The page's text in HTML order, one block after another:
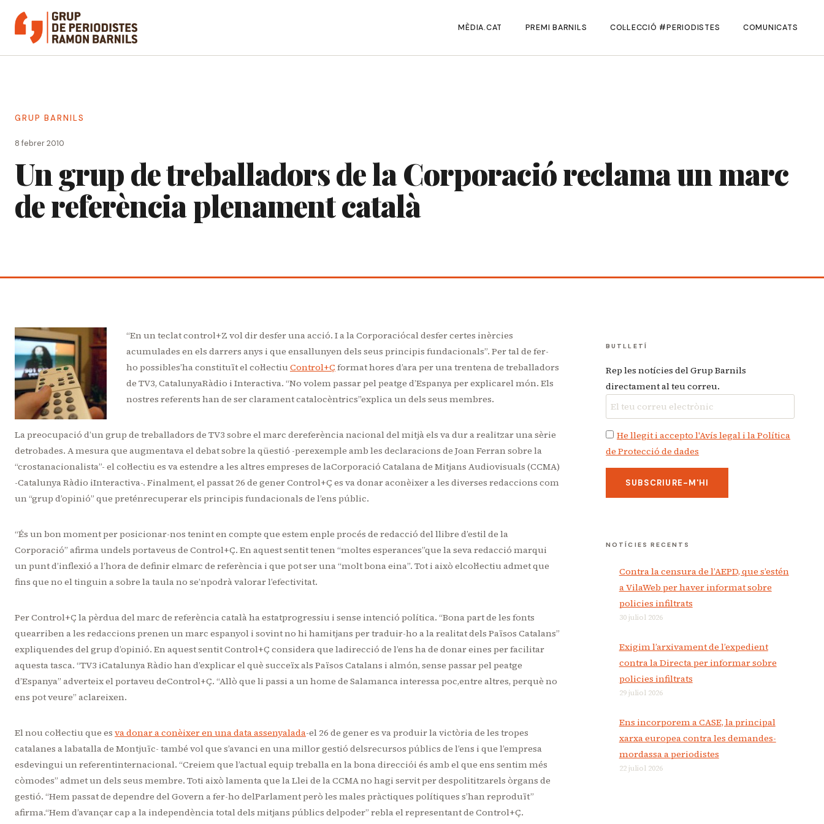
contingut
MÈDIA.CAT PREMI BARNILS COL·LECCIÓ #PERIODISTES COMUNICATS
GRUP BARNILS
8 febrer 2010
Un grup de treballadors de la Corporació reclama un marc
de referència plenament català
“En un teclat control+Z vol dir desfer una acció. I a la Corporaciócal desfer certes inèrcies
acumulades en els darrers anys i que ensallunyen dels seus principis fundacionals”. Per tal de fer-
ho possibles’ha constituït el col·lectiu Control+Ç format hores d’ara per una trentena de treballadors
de TV3, CatalunyaRàdio i Interactiva. “No volem passar pel peatge d’Espanya per explicarel món. Els
nostres referents han de ser clarament catalocèntrics”explica un dels seus membres.
La preocupació d’un grup de treballadors de TV3 sobre el marc dereferència nacional del mitjà els va dur a realitzar una sèrie
detrobades. A mesura que augmentava el debat sobre la qüestió -perexemple amb les declaracions de Joan Ferran sobre la
“crostanacionalista”- el col·lectiu es va estendre a les altres empreses de laCorporació Catalana de Mitjans Audiovisuals (CCMA)
-Catalunya Ràdio iInteractiva-. Finalment, el passat 26 de gener Control+Ç es va donar aconèixer a les diverses redaccions com
un “grup d’opinió” que preténrecuperar els principis fundacionals de l’ens públic.
“És un bon moment per posicionar-nos tenint en compte que estem enple procés de redacció del llibre d’estil de la
Corporació” afirma undels portaveus de Control+Ç. En aquest sentit tenen “moltes esperances”que la seva redacció marqui
un punt d’inflexió a l’hora de definir elmarc de referència i que pot ser una “molt bona eina”. Tot i això elcol·lectiu admet que
fins que no el tinguin a sobre la taula no se’npodrà valorar l’efectivitat.
Per Control+Ç la pèrdua del marc de referència català ha estatprogressiu i sense intenció política. “Bona part de les fonts
quearriben a les redaccions prenen un marc espanyol i sovint no hi hamitjans per traduir-ho a la realitat dels Països Catalans”
expliquendes del grup d’opinió. En aquest sentit Control+Ç considera que ladirecció de l’ens ha de donar eines per facilitar
aquesta tasca. “TV3 iCatalunya Ràdio han d’explicar el què succeïx als Països Catalans i almón, sense passar pel peatge
d’Espanya” adverteix el portaveu deControl+Ç. “Allò que li passi a un home de Salamanca interessa poc,entre altres, perquè no
ens pot veure” aclareixen.
El nou col·lectiu que es va donar a conèixer en una data assenyalada-el 26 de gener es va produir la victòria de les tropes
catalanes a labatalla de Montjuïc- també vol que s’avanci en una millor gestió delsrecursos públics de l’ens i que l’empresa
esdevingui un referentinternacional. “Creiem que l’actual equip treballa en la bona direcciói és amb el que ens sentim més
còmodes” admet un dels seus membre. Toti això lamenta que la Llei de la CCMA no hagi servit per despolititzarels òrgans de
gestió. “Hem passat de dependre del Govern a fer-ho delParlament però les males pràctiques polítiques s’han reproduït”
afirma.“Hem d’avançar cap a la independència total dels mitjans públics delpoder” rebla el representant de Control+Ç.
BUTLLETÍ
Rep les notícies del Grup Barnils
directament al teu correu.
He llegit i accepto l'Avís legal i la Política
de Protecció de dades
NOTÍCIES RECENTS
Contra la censura de l’AEPD, que s’estén
a VilaWeb per haver informat sobre
policies infiltrats
30 juliol 2026
Exigim l’arxivament de l’expedient
contra la Directa per informar sobre
policies infiltrats
29 juliol 2026
Ens incorporem a CASE, la principal
xarxa europea contra les demandes-
mordassa a periodistes
22 juliol 2026